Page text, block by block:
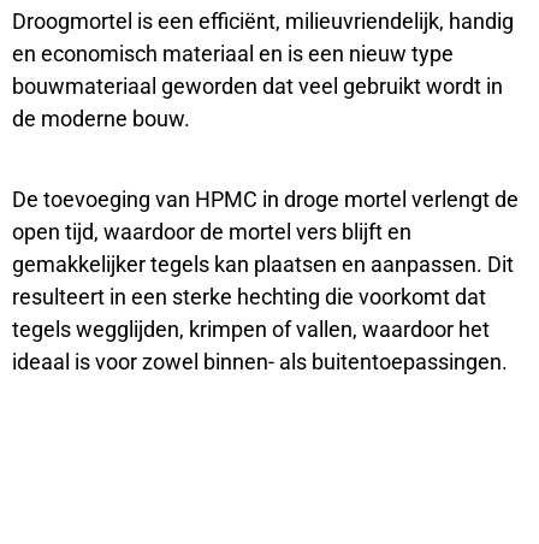
Droogmortel is een efficiënt, milieuvriendelijk, handig
en economisch materiaal en is een nieuw type
bouwmateriaal geworden dat veel gebruikt wordt in
de moderne bouw.
De toevoeging van HPMC in droge mortel verlengt de
open tijd, waardoor de mortel vers blijft en
gemakkelijker tegels kan plaatsen en aanpassen. Dit
resulteert in een sterke hechting die voorkomt dat
tegels wegglijden, krimpen of vallen, waardoor het
ideaal is voor zowel binnen- als buitentoepassingen.